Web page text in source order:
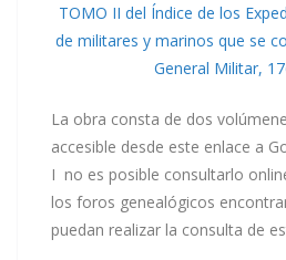
TOMO II del Índice de los
de militares y marinos que se
General Militar,
La obra consta de dos
accesible desde este enlace a
I no es posible consultarlo
los foros genealógicos
puedan realizar la consulta de